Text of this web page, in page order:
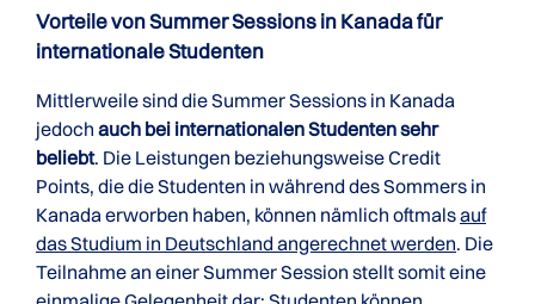
Vorteile von Summer Sessions in Kanada für
internationale Studenten
Mittlerweile sind die Summer Sessions in Kanada
jedoch auch bei internationalen Studenten sehr
beliebt. Die Leistungen beziehungsweise Credit
Points, die die Studenten in während des Sommers in
Kanada erworben haben, können nämlich oftmalsauf
das Studium in Deutschland angerechnet werden. Die
Teilnahme an einer Summer Session stellt somit eine